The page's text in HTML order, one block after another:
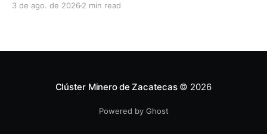
técnico, Milwaukee llevó a cabo una capacitación
3 de ago. de 2026 2 min read
Clúster Minero de Zacatecas© 2026
Powered by Ghost